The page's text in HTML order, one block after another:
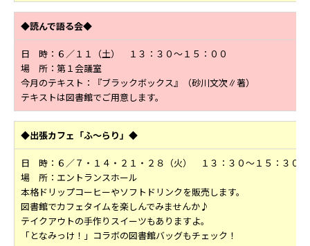
◆読んで語る会◆
日 時：６／１１（土） １３：３０～１５：００
場 所：第１会議室
今月のテキスト：『ブラックボックス』（砂川文次∥著）
テキストは図書館でご用意します。
◆出張カフェ「ふ～らり」◆
日 時：６／７・１４・２１・２８（火） １３：３０～１５：３０
場 所：エントランスホール
本格ドリップコーヒーやソフトドリンクを販売します。
図書館でカフェタイムを楽しんでみませんか♪
テイクアウトの手作りスイーツもありますよ。
「となみっけ！」コラボの図書館バッグもチェック！